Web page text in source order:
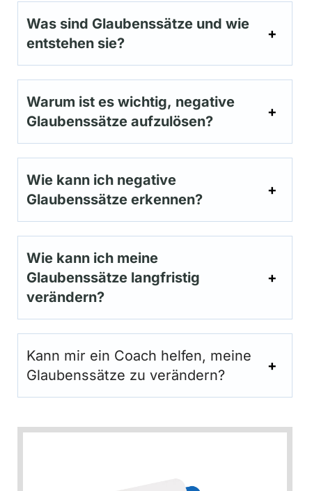
Was sind Glaubenssätze und wie
entstehen sie?
Warum ist es wichtig, negative
Glaubenssätze aufzulösen?
Wie kann ich negative
Glaubenssätze erkennen?
Wie kann ich meine
Glaubenssätze langfristig
verändern?
Kann mir ein Coach helfen, meine
Glaubenssätze zu verändern?